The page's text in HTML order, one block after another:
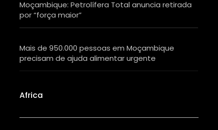
Moçambique: Petrolífera Total anuncia retirada
por “força maior”
Mais de 950.000 pessoas em Moçambique
precisam de ajuda alimentar urgente
Africa